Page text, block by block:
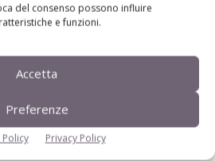
del consenso possono influire
e funzioni.
Accetta
Preferenze
Privacy Policy
è poca cosa: se un allevatore
ciclo produttivo per diventare
che ne avrebbe convenienza. Noi
perché riusciamo a rispettare il
problemi e poi perché ci piace
sano. È anche una questione di
Infine, ci auguriamo che